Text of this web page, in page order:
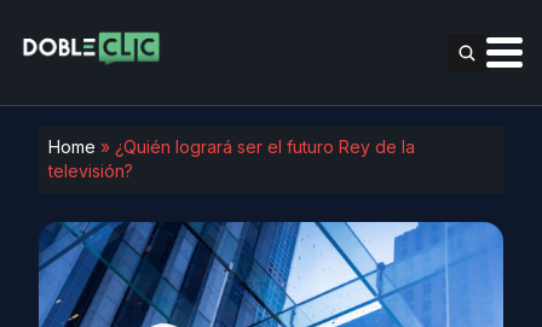
Home » ¿Quién logrará ser el futuro Rey de la
televisión?